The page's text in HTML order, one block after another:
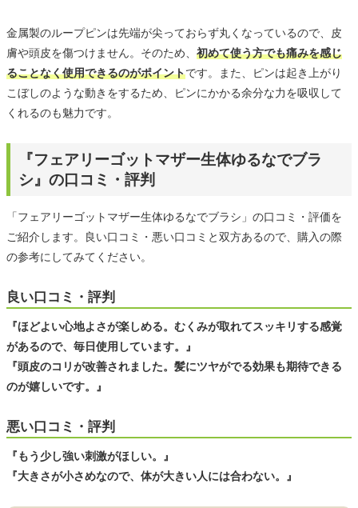
金属製のループピンは先端が尖っておらず丸くなっているので、皮
膚や頭皮を傷つけません。そのため、 初めて使う方でも痛みを感じ
ることなく使用できるのがポイントです。また、ピンは起き上がり
こぼしのような動きをするため、ピンにかかる余分な力を吸収して
くれるのも魅力です。
『フェアリーゴットマザー生体ゆるなでブラ
シ』の口コミ・評判
「フェアリーゴットマザー生体ゆるなでブラシ」の口コミ・評価を
ご紹介します。良い口コミ・悪い口コミと双方あるので、購入の際
の参考にしてみてください。
良い口コミ・評判
『ほどよい心地よさが楽しめる。むくみが取れてスッキリする感覚
があるので、毎日使用しています。』
『頭皮のコリが改善されました。髪にツヤがでる効果も期待できる
のが嬉しいです。』
悪い口コミ・評判
『もう少し強い刺激がほしい。』
『大きさが小さめなので、体が大きい人には合わない。』